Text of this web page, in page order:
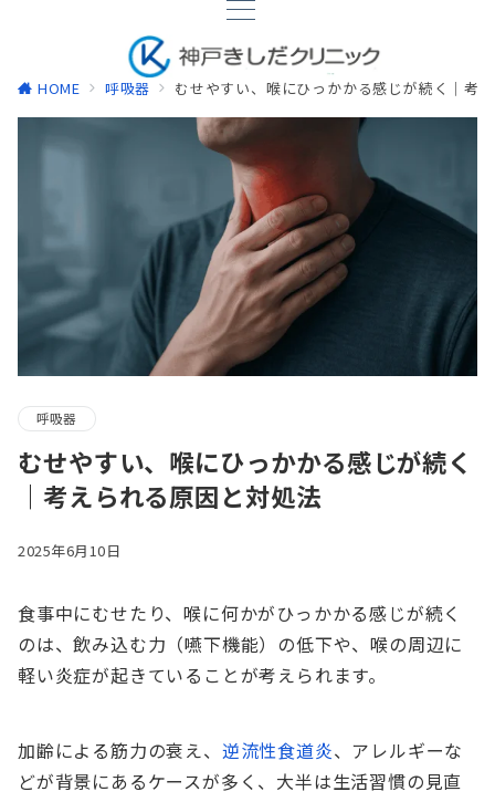
HOME 呼吸器 むせやすい、喉にひっかかる感じが続く｜考
呼吸器
むせやすい、喉にひっかかる感じが続く
｜考えられる原因と対処法
2025年6月10日
食事中にむせたり、喉に何かがひっかかる感じが続く
のは、飲み込む力（嚥下機能）の低下や、喉の周辺に
軽い炎症が起きていることが考えられます。
加齢による筋力の衰え、 逆流性食道炎、アレルギーな
どが背景にあるケースが多く、大半は生活習慣の見直